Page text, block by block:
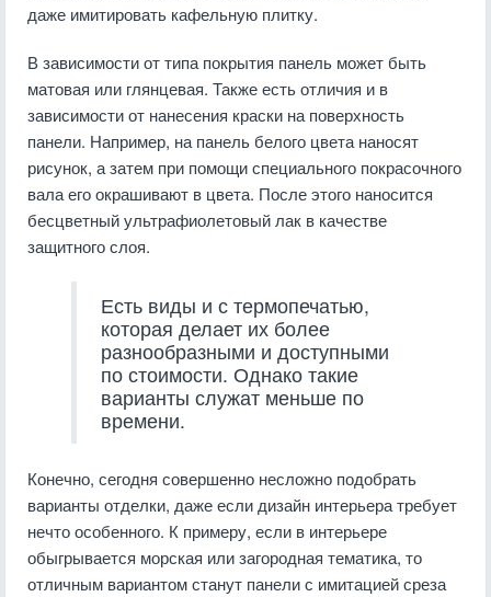
даже имитировать кафельную плитку.
В зависимости от типа покрытия панель может быть
матовая или глянцевая. Также есть отличия и в
зависимости от нанесения краски на поверхность
панели. Например, на панель белого цвета наносят
рисунок, а затем при помощи специального покрасочного
вала его окрашивают в цвета. После этого наносится
бесцветный ультрафиолетовый лак в качестве
защитного слоя.
Есть виды и с термопечатью,
которая делает их более
разнообразными и доступными
по стоимости. Однако такие
варианты служат меньше по
времени.
Конечно, сегодня совершенно несложно подобрать
варианты отделки, даже если дизайн интерьера требует
нечто особенного. К примеру, если в интерьере
обыгрывается морская или загородная тематика, то
отличным вариантом станут панели с имитацией среза